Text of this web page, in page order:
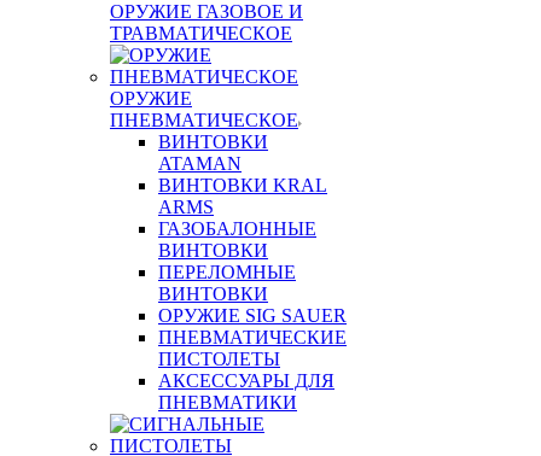
ОРУЖИЕ ГАЗОВОЕ И
ТРАВМАТИЧЕСКОЕ
ОРУЖИЕ
ПНЕВМАТИЧЕСКОЕ
ВИНТОВКИ
ATAMAN
ВИНТОВКИ KRAL
ARMS
ГАЗОБАЛОННЫЕ
ВИНТОВКИ
ПЕРЕЛОМНЫЕ
ВИНТОВКИ
ОРУЖИЕ SIG SAUER
ПНЕВМАТИЧЕСКИЕ
ПИСТОЛЕТЫ
АКСЕССУАРЫ ДЛЯ
ПНЕВМАТИКИ